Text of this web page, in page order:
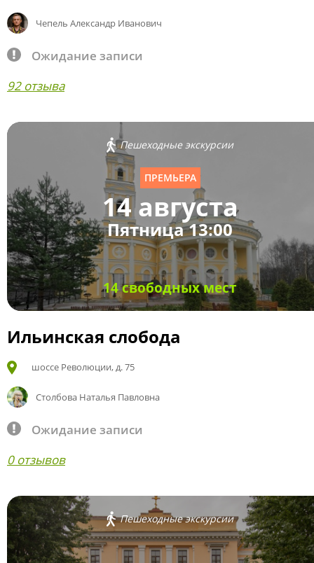
Чепель Александр Иванович
Ожидание записи
92 отзыва
Пешеходные экскурсии
ПРЕМЬЕРА
14 августа
Пятница 13:00
14 свободных мест
Ильинская слобода
шоссе Революции, д. 75
Столбова Наталья Павловна
Ожидание записи
0 отзывов
Пешеходные экскурсии